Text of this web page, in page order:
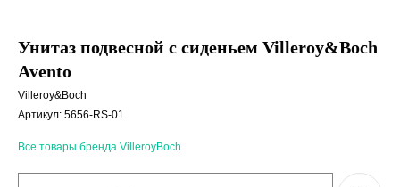
Унитаз подвесной с сиденьем Villeroy&Boch
Avento
Villeroy&Boch
Артикул: 5656-RS-01
Все товары бренда VilleroyBoch